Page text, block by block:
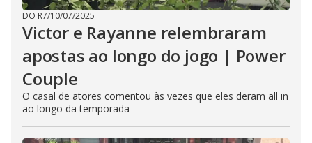
DO R7/10/07/2025
Victor e Rayanne relembraram
apostas ao longo do jogo | Power
Couple
O casal de atores comentou às vezes que eles deram all in
ao longo da temporada